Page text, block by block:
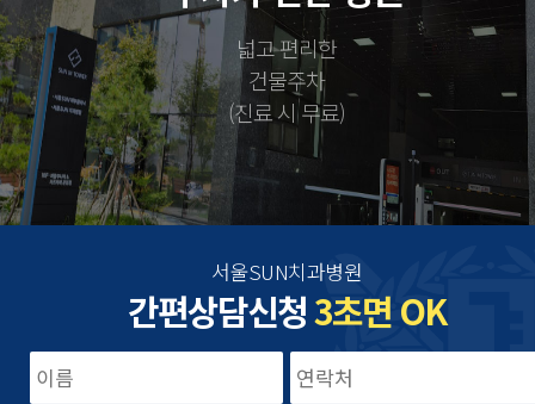
넓고 편리한
건물주차
(진료 시 무료)
서울SUN치과병원
간편상담신청3초면 OK